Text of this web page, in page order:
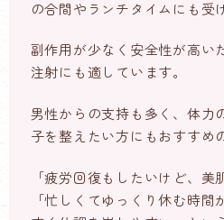
の合間やランチタイムにも受
副作用が少なく安全性が高い
注射にも適しています。
男性からの支持も多く、体力
子を整えたい方にもおすすめ
「疲労回復もしたいけど、美
「忙しくてゆっくり休む時